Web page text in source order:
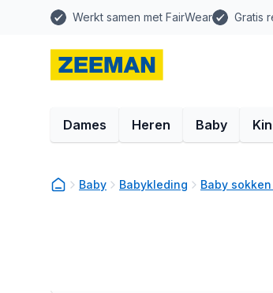
Werkt samen met FairWear Gratis
Dames Heren Baby
Baby Babykleding Baby